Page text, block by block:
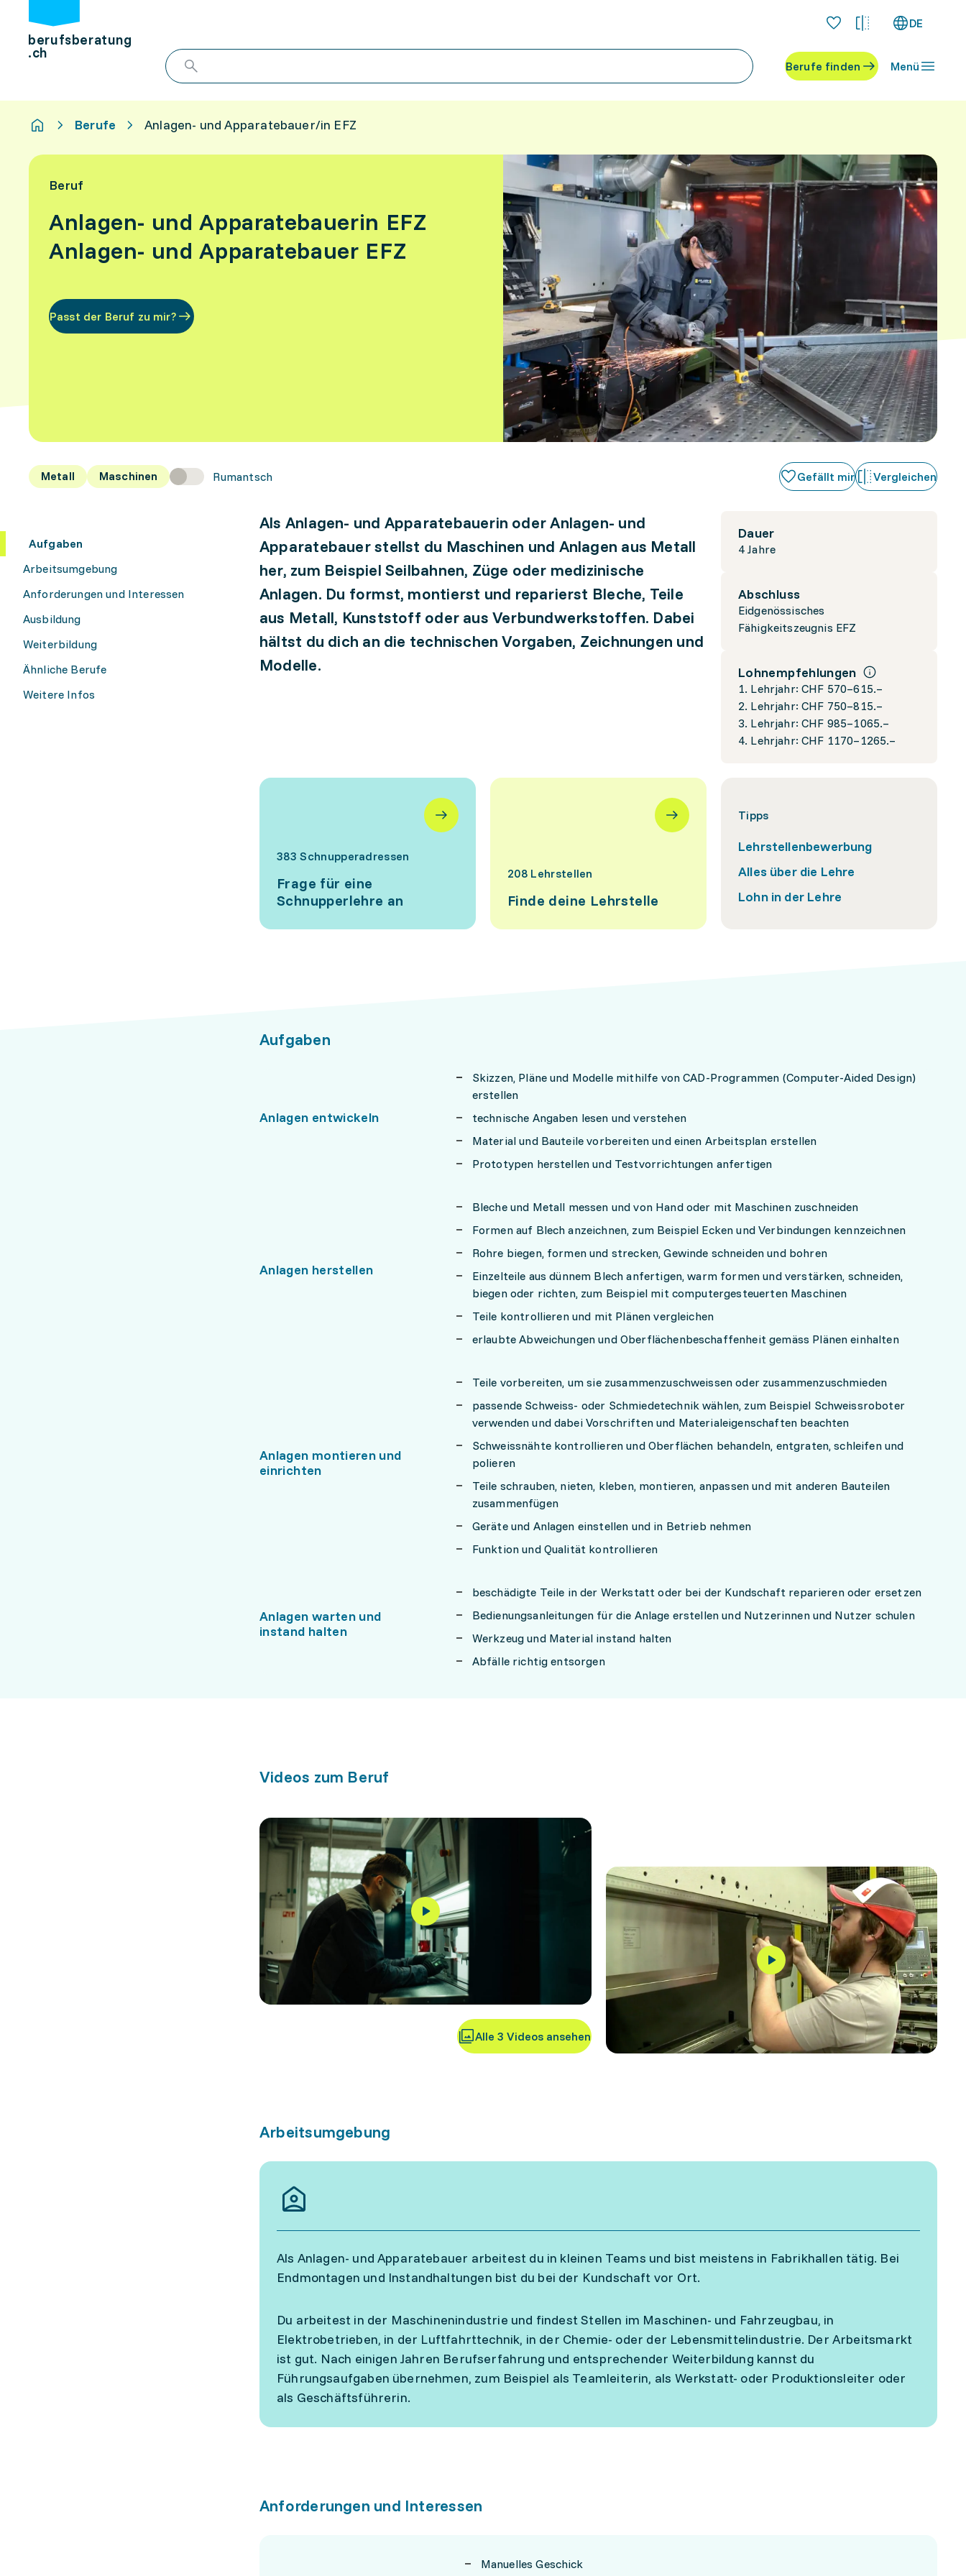
berufsberatung
.ch
DE
Berufe finden Menü
Berufe Anlagen- und Apparatebauer/in EFZ
Beruf
Anlagen- und Apparatebauerin EFZ
Anlagen- und Apparatebauer EFZ
Passt der Beruf zu mir?
Metall Maschinen Rumantsch Gefällt mir Vergleichen
Aufgaben
Arbeitsumgebung
Anforderungen und Interessen
Ausbildung
Weiterbildung
Ähnliche Berufe
Weitere Infos
Dauer
4 Jahre
Abschluss
Eidgenössisches
Fähigkeitszeugnis EFZ
Lohnempfehlungen
1. Lehrjahr: CHF 570–615.–
2. Lehrjahr: CHF 750–815.–
3. Lehrjahr: CHF 985–1065.–
4. Lehrjahr: CHF 1170–1265.–
Als Anlagen- und Apparatebauerin oder Anlagen- und
Apparatebauer stellst du Maschinen und Anlagen aus Metall
her, zum Beispiel Seilbahnen, Züge oder medizinische
Anlagen. Du formst, montierst und reparierst Bleche, Teile
aus Metall, Kunststoff oder aus Verbundwerkstoffen. Dabei
hältst du dich an die technischen Vorgaben, Zeichnungen und
Modelle.
383 Schnupperadressen
Frage für eine
Schnupperlehre an
208 Lehrstellen
Finde deine Lehrstelle
Tipps
Lehrstellenbewerbung
Alles über die Lehre
Lohn in der Lehre
Aufgaben
Anlagen entwickeln
Skizzen, Pläne und Modelle mithilfe von CAD-Programmen (Computer-Aided Design)
erstellen
technische Angaben lesen und verstehen
Material und Bauteile vorbereiten und einen Arbeitsplan erstellen
Prototypen herstellen und Testvorrichtungen anfertigen
Anlagen herstellen
Bleche und Metall messen und von Hand oder mit Maschinen zuschneiden
Formen auf Blech anzeichnen, zum Beispiel Ecken und Verbindungen kennzeichnen
Rohre biegen, formen und strecken, Gewinde schneiden und bohren
Einzelteile aus dünnem Blech anfertigen, warm formen und verstärken, schneiden,
biegen oder richten, zum Beispiel mit computergesteuerten Maschinen
Teile kontrollieren und mit Plänen vergleichen
erlaubte Abweichungen und Oberflächenbeschaffenheit gemäss Plänen einhalten
Anlagen montieren und
einrichten
Teile vorbereiten, um sie zusammenzuschweissen oder zusammenzuschmieden
passende Schweiss- oder Schmiedetechnik wählen, zum Beispiel Schweissroboter
verwenden und dabei Vorschriften und Materialeigenschaften beachten
Schweissnähte kontrollieren und Oberflächen behandeln, entgraten, schleifen und
polieren
Teile schrauben, nieten, kleben, montieren, anpassen und mit anderen Bauteilen
zusammenfügen
Geräte und Anlagen einstellen und in Betrieb nehmen
Funktion und Qualität kontrollieren
Anlagen warten und
instand halten
beschädigte Teile in der Werkstatt oder bei der Kundschaft reparieren oder ersetzen
Bedienungsanleitungen für die Anlage erstellen und Nutzerinnen und Nutzer schulen
Werkzeug und Material instand halten
Abfälle richtig entsorgen
Videos zum Beruf
Alle 3 Videos ansehen
Arbeitsumgebung
Als Anlagen- und Apparatebauer arbeitest du in kleinen Teams und bist meistens in Fabrikhallen tätig. Bei
Endmontagen und Instandhaltungen bist du bei der Kundschaft vor Ort.
Du arbeitest in der Maschinenindustrie und findest Stellen im Maschinen- und Fahrzeugbau, in
Elektrobetrieben, in der Luftfahrttechnik, in der Chemie- oder der Lebensmittelindustrie. Der Arbeitsmarkt
ist gut. Nach einigen Jahren Berufserfahrung und entsprechender Weiterbildung kannst du
Führungsaufgaben übernehmen, zum Beispiel als Teamleiterin, als Werkstatt- oder Produktionsleiter oder
als Geschäftsführerin.
Anforderungen und Interessen
Manuelles Geschick